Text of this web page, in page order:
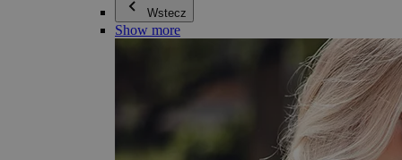
Wstecz
Show more